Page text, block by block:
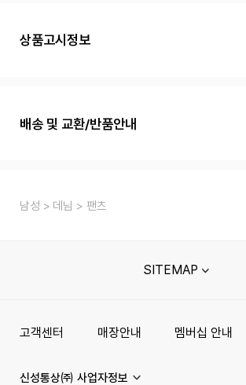
상품고시정보
배송 및 교환/반품안내
남성 데님 팬츠
SITEMAP
고객센터 매장안내 멤버십 안내
신성통상㈜ 사업자정보